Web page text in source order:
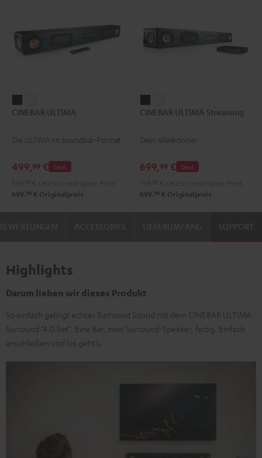
ULTIMAULTIMA
CINEBAR ULTIMA
Die ULTIMA im Soundbar-Format
Deal
499,99 €
699, 99 € Originalpreis
ULTIMA
Schwarz
ULTIMA
Weiß
CINEBAR ULTIMA Streaming
Dein Alleskönner
Deal
699,99 €
899, 99 € Originalpreis
SUPPORT
Highlights
Darum lieben wir dieses Produkt
So einfach gelingt echter Surround Sound mit dem CINEBAR ULTIMA
Surround "4.0 Set“. Eine Bar, zwei Surround-Speaker, fertig. Einfach
anschließen und los geht’s.